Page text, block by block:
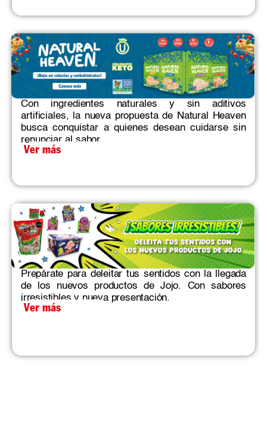
Con ingredientes naturales y sin aditivos
artificiales, la nueva propuesta de Natural Heaven
busca conquistar a quienes desean cuidarse sin
renunciar al sabor.
Ver más
Prepárate para deleitar tus sentidos con la llegada
de los nuevos productos de Jojo. Con sabores
irresistibles y nueva presentación.
Ver más